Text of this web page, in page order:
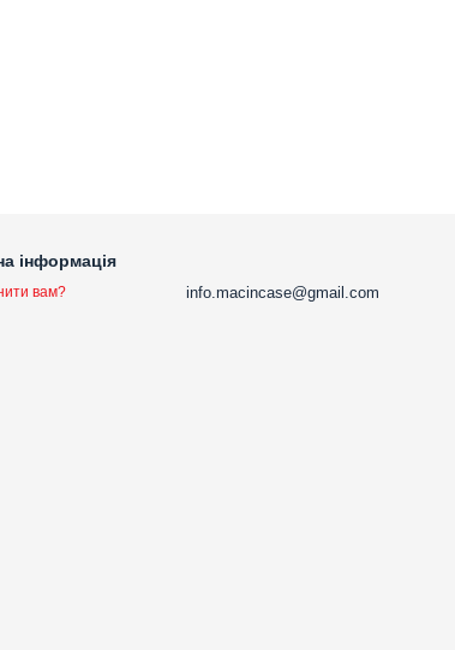
інформація
вам? info.macincase@gmail.com